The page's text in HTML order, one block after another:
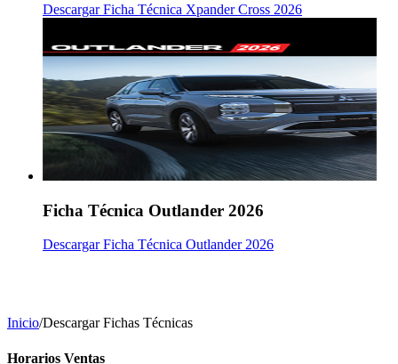
Descargar Ficha Técnica Xpander Cross 2026
Ficha Técnica Outlander 2026
Descargar Ficha Técnica Outlander 2026
Inicio/Descargar Fichas Técnicas
Horarios Ventas